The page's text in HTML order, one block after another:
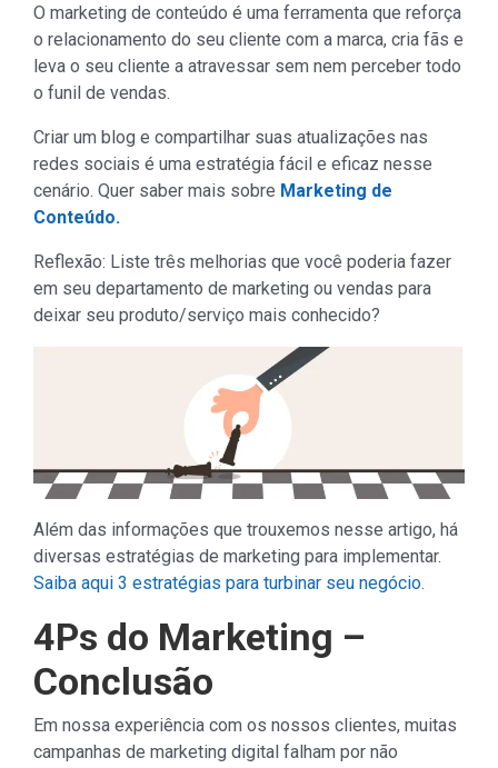
O marketing de conteúdo é uma ferramenta que reforça
o relacionamento do seu cliente com a marca, cria fãs e
leva o seu cliente a atravessar sem nem perceber todo
o funil de vendas.
Criar um blog e compartilhar suas atualizações nas
redes sociais é uma estratégia fácil e eficaz nesse
cenário. Quer saber mais sobre Marketing de
Conteúdo.
Reflexão: Liste três melhorias que você poderia fazer
em seu departamento de marketing ou vendas para
deixar seu produto/serviço mais conhecido?
Além das informações que trouxemos nesse artigo, há
diversas estratégias de marketing para implementar.
Saiba aqui 3 estratégias para turbinar seu negócio.
4Ps do Marketing –
Conclusão
Em nossa experiência com os nossos clientes, muitas
campanhas de marketing digital falham por não